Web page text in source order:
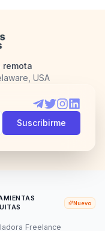
remota
USA
Telegram
TwitterInstagram
Suscribirme
Nuevo
Freelance